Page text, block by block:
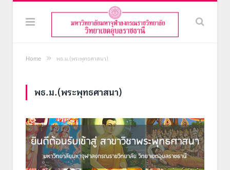
Home » พธ.ม.(พระพุทธศาสนา)
พธ.ม.(พระพุทธศาสนา)